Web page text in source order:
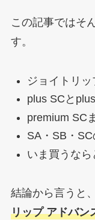
この記事ではそ
す。
ジョイトリ
plus SCと
premium SC
SA・SB・
いま買うなら
結論から言うと、
リップ アドバン